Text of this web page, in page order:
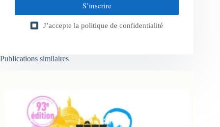
S’inscrire
J’accepte la politique de confidentialité
Publications similaires